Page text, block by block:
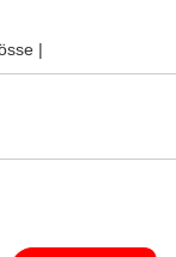
|